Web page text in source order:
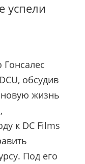
успели
обсудив
жизнь
к DC Films
Под его